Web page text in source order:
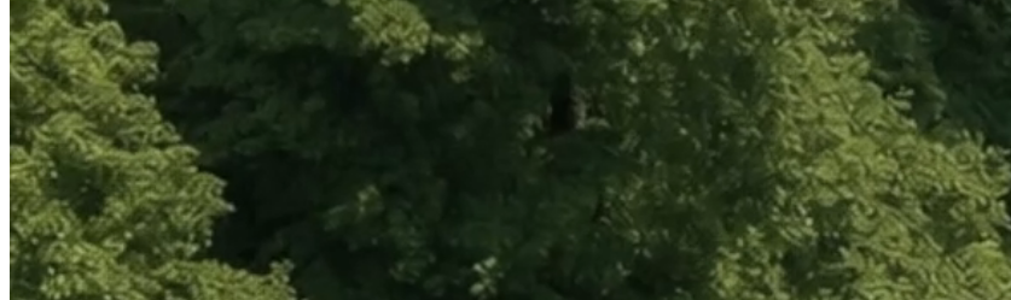
Spływy kajakowepo
Oferujemy trasy idealne na rodzinne spływy, wycieczki grupowe i aktywny
Reda, Piaśnica i Radunia. Nasze szlaki są sprawdzone, bezpieczne i